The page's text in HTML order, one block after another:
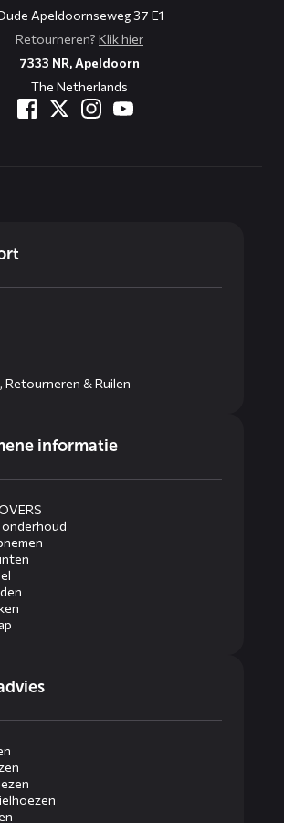
Apeldoornseweg 37 E1
Retourneren? Klik hier
7333 NR, Apeldoorn
The Netherlands
Retourneren & Ruilen
informatie
onderhoud